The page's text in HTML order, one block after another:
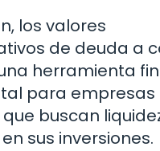
los valores
de deuda a
herramienta
para empresas
buscan
sus inversiones.